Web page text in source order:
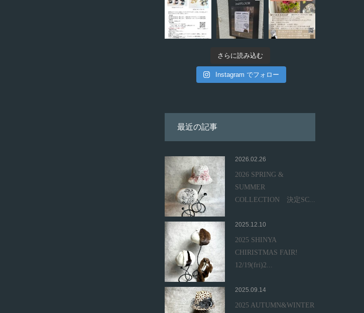
さらに読み込む
Instagram でフォロー
最近の記事
2026.02.26
2026 SPRING &
SUMMER
COLLECTION 決定SC...
2025.12.10
2025 SHINYA
CHIRISTMAS FAIR!
12/19(fri)2...
2025.09.14
2025 AUTUMN&WINTER